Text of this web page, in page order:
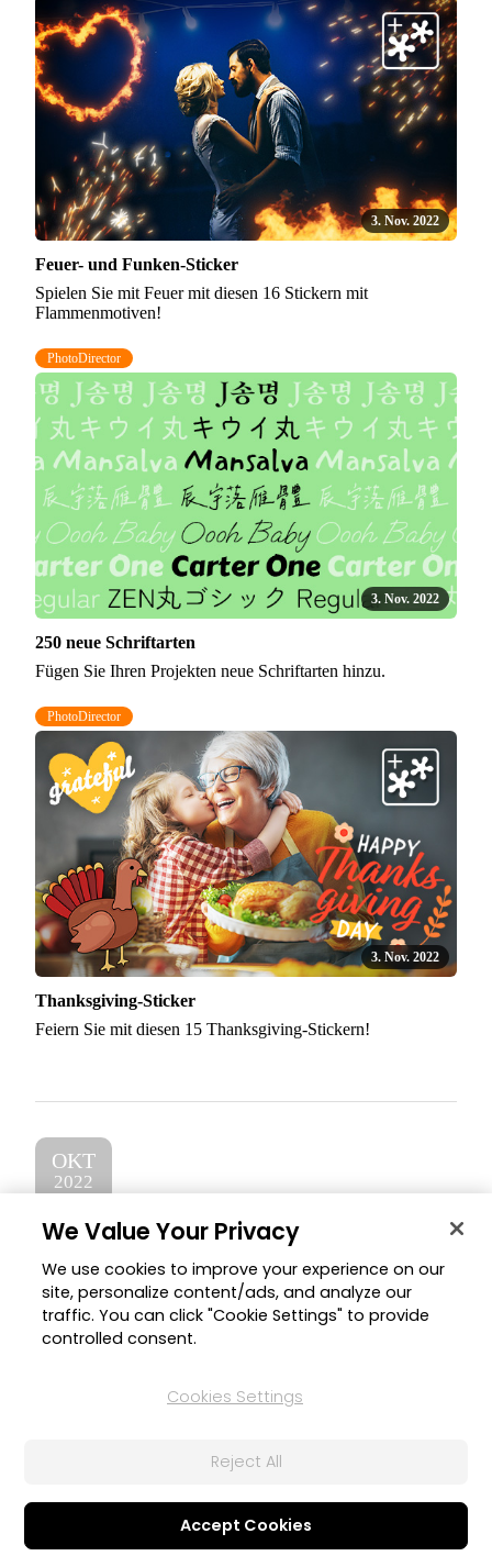
3. Nov. 2022
Feuer- und Funken-Sticker
Spielen Sie mit Feuer mit diesen 16 Stickern mit
Flammenmotiven!
PhotoDirector
3. Nov. 2022
250 neue Schriftarten
Fügen Sie Ihren Projekten neue Schriftarten hinzu.
PhotoDirector
3. Nov. 2022
Thanksgiving-Sticker
Feiern Sie mit diesen 15 Thanksgiving-Stickern!
OKT
2022
Trendige Content-Pakete
PowerDirector
6. Okt. 2022
We Value Your Privacy
We use cookies to improve your experience on our
site, personalize content/ads, and analyze our
traffic. You can click "Cookie Settings" to provide
controlled consent.
Cookies Settings
Reject All
Accept Cookies